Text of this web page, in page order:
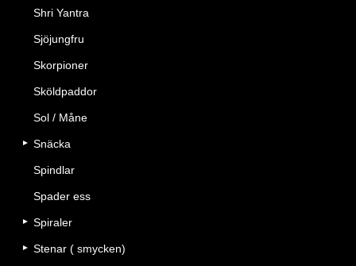
Shri Yantra
Sjöjungfru
Skorpioner
Sköldpaddor
Sol / Måne
Snäcka
Spindlar
Spader ess
Spiraler
Stenar ( smycken)